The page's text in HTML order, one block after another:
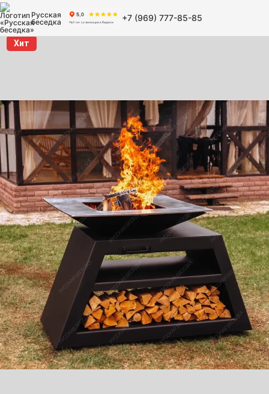
Русская
беседка
+7 (969) 777-85-85
Хит